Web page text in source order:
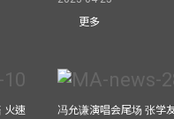
更多
火速
冯允谦演唱会尾场 张学